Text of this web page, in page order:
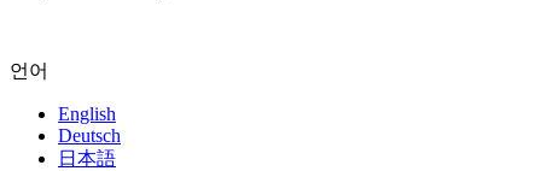
언어
English
Deutsch
日本語